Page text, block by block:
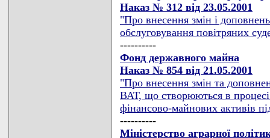
Наказ № 312 від 23.05.2001
"Про внесення змін і
обслуговування повітряних
----------
Фонд державного майна
Наказ № 854 від 21.05.2001
"Про внесення змін та
ВАТ, що створюються в процесі
фінансово-майнових активів
----------
Міністерство аграрної